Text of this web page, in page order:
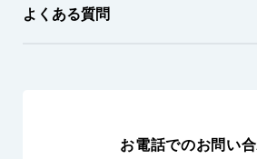
よくある質問
お電話でのお問い